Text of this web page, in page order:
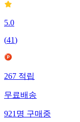
5.0
(41)
267적립
무료배송
921명구매중